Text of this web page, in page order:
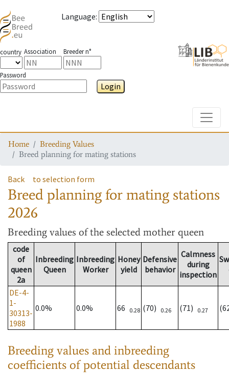
Language:
country Association Breeder n°
Password
Login
Home
Breeding Values
Breed planning for mating stations
Back to selection form
Breed planning for mating stations
2026
Breeding values of the selected mother queen
code
of
queen
2a
Inbreeding
Queen
Inbreeding
Worker
Honey
yield
Defensive
behavior
Calmness
during
inspection
DE-4-
1-
30313-
1988
0.0% 0.0% 66 0.28 (70) 0.26 (71) 0.27
Breeding values and inbreeding
coefficients of potential descendants